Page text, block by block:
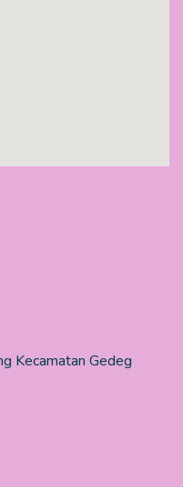
Kecamatan Gedeg